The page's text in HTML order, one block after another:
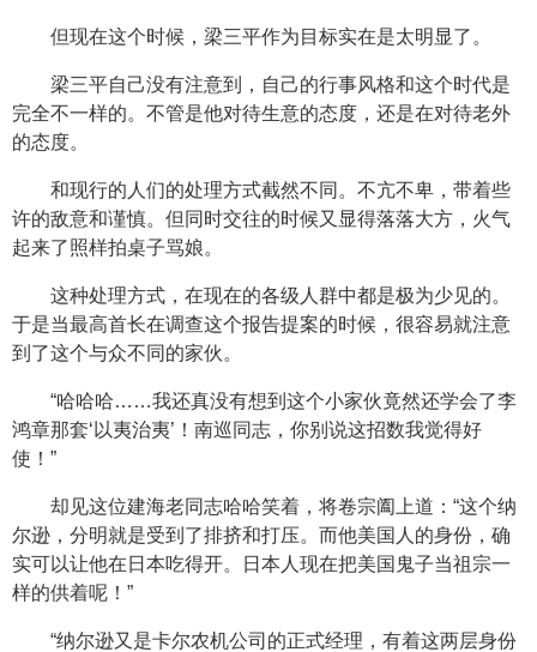
但现在这个时候，梁三平作为目标实在是太明显了。
梁三平自己没有注意到，自己的行事风格和这个时代是
完全不一样的。不管是他对待生意的态度，还是在对待老外
的态度。
和现行的人们的处理方式截然不同。不亢不卑，带着些
许的敌意和谨慎。但同时交往的时候又显得落落大方，火气
起来了照样拍桌子骂娘。
这种处理方式，在现在的各级人群中都是极为少见的。
于是当最高首长在调查这个报告提案的时候，很容易就注意
到了这个与众不同的家伙。
“哈哈哈……我还真没有想到这个小家伙竟然还学会了李
鸿章那套‘以夷治夷’！南巡同志，你别说这招数我觉得好
使！”
却见这位建海老同志哈哈笑着，将卷宗阖上道：“这个纳
尔逊，分明就是受到了排挤和打压。而他美国人的身份，确
实可以让他在日本吃得开。日本人现在把美国鬼子当祖宗一
样的供着呢！”
“纳尔逊又是卡尔农机公司的正式经理，有着这两层身份